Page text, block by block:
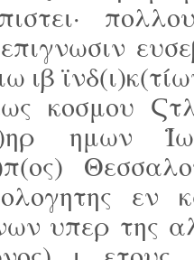
ιβ
κοσμου
ημων
εν
υπερ της